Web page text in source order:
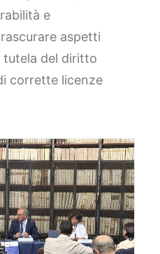
e
aspetti
tutela del diritto
corrette licenze